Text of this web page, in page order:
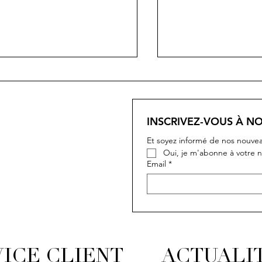
INSCRIVEZ-VOUS À
Et soyez informé de nos
Oui, je m'abonne à votre
Email *
CLIENT